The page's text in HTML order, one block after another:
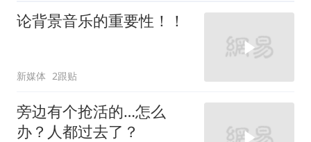
论背景音乐的重要性！！
新媒体 2跟贴
旁边有个抢活的…怎么
办？人都过去了？